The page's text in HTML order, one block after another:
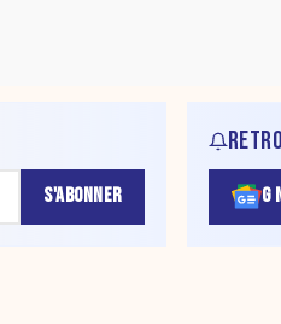
S'ABONNER G